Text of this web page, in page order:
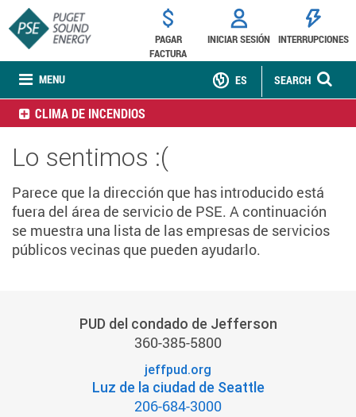
MENU
PAGAR
FACTURA
INICIAR SESIÓN INTERRUPCIONES
SEARCH
ES
CLIMA DE INCENDIOS
Lo sentimos :(
Parece que la dirección que has introducido está
fuera del área de servicio de PSE. A continuación
se muestra una lista de las empresas de servicios
públicos vecinas que pueden ayudarlo.
PUD del condado de Jefferson
360-385-5800
jeffpud.org
Luz de la ciudad de Seattle
206-684-3000